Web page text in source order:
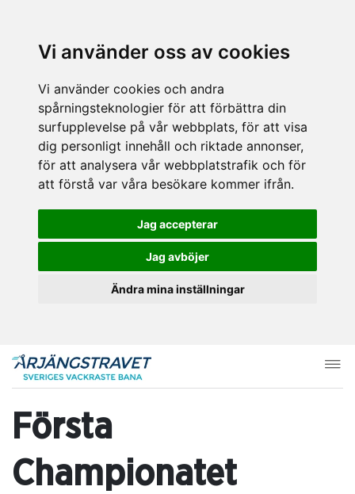
Vi använder oss av cookies
Vi använder cookies och andra
spårningsteknologier för att förbättra din
surfupplevelse på vår webbplats, för att visa
dig personligt innehåll och riktade annonser,
för att analysera vår webbplatstrafik och för
att förstå var våra besökare kommer ifrån.
Jag accepterar
Jag avböjer
Ändra mina inställningar
Första
Championatet